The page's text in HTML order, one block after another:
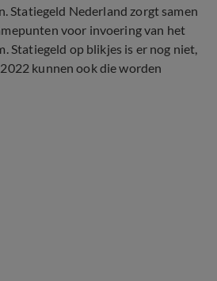
Statiegeld Nederland zorgt samen
voor invoering van het
Statiegeld op blikjes is er nog niet,
kunnen ook die worden